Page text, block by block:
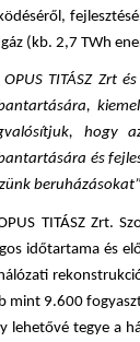
(kb. 2,7 TWh
OPUS TITÁSZ Zrt
hogy
és
beruházásokat”
TITÁSZ Zrt.
időtartama és
mint 9.600
lehetővé tegye a